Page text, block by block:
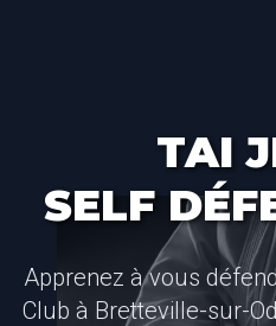
TAI
SELF
Apprenez à vous
Club à Bretteville-sur-